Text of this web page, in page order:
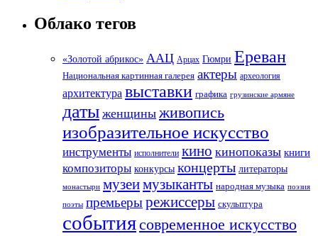
Облако тегов
«Золотой абрикос» ААЦ Арцах Гюмри Ереван
Национальная картинная галерея актеры археология
архитектура выставки графика грузинские армяне
даты женщины живопись
изобразительное искусство
инструменты исполнители кино кинопоказы книги
композиторы конкурсы концерты литераторы
монастыри музеимузыканты народная музыка поэзия
поэты премьерырежиссеры скульптура
событиясовременное искусство